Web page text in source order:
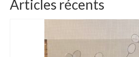
Articles récents